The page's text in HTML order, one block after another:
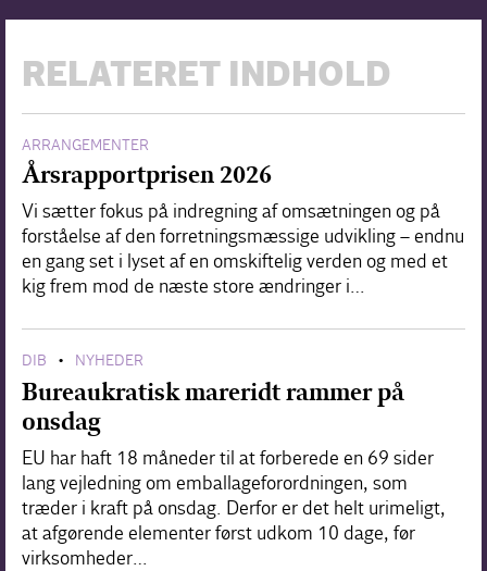
RELATERET INDHOLD
ARRANGEMENTER
Årsrapportprisen 2026
Vi sætter fokus på indregning af omsætningen og på
forståelse af den forretningsmæssige udvikling – endnu
en gang set i lyset af en omskiftelig verden og med et
kig frem mod de næste store ændringer i…
DIB • NYHEDER
Bureaukratisk mareridt rammer på
onsdag
EU har haft 18 måneder til at forberede en 69 sider
lang vejledning om emballageforordningen, som
træder i kraft på onsdag. Derfor er det helt urimeligt,
at afgørende elementer først udkom 10 dage, før
virksomheder…